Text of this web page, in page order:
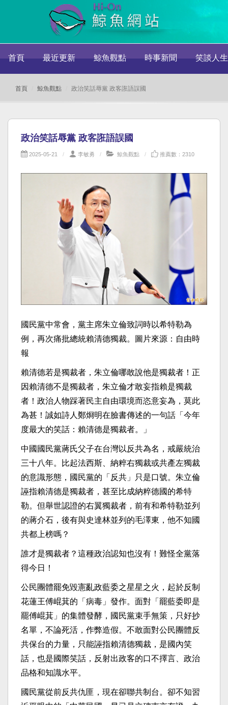
首頁 最近更新 鯨魚觀點 時事新聞 笑談人生
首頁 鯨魚觀點 政治笑話辱黨 政客誑語誤國
政治笑話辱黨 政客誑語誤國
2025-05-21 李敏勇 鯨魚觀點 推薦數：2310
國民黨中常會，黨主席朱立倫致詞時以希特勒為
例，再次痛批總統賴清德獨裁。圖片來源：自由時
報
賴清德若是獨裁者，朱立倫哪敢說他是獨裁者！正
因賴清德不是獨裁者，朱立倫才敢妄指賴是獨裁
者！政治人物踩著民主自由環境而恣意妄為，莫此
為甚！誠如詩人鄭烱明在臉書傳述的一句話「今年
度最大的笑話：賴清德是獨裁者。」
中國國民黨蔣氏父子在台灣以反共為名，戒嚴統治
三十八年。比起法西斯、納粹右獨裁或共產左獨裁
的意識形態，國民黨的「反共」只是口號。朱立倫
誣指賴清德是獨裁者，甚至比成納粹德國的希特
勒。但舉世認證的右翼獨裁者，前有和希特勒並列
的蔣介石，後有與史達林並列的毛澤東，他不知國
共都上榜嗎？
誰才是獨裁者？這種政治認知也沒有！難怪全黨落
得今日！
公民團體罷免毀憲亂政藍委之星星之火，起於反制
花蓮王傅崐萁的「病毒」發作。面對「罷藍委即是
罷傅崐萁」的集體發酵，國民黨束手無策，只好抄
名單，不論死活，作弊造假。不敢面對公民團體反
共保台的力量，只能誣指賴清德獨裁，是國內笑
話，也是國際笑話，反射出政客的口不擇言、政治
品格和知識水平。
國民黨從前反共仇匪，現在卻聯共制台。卻不知習